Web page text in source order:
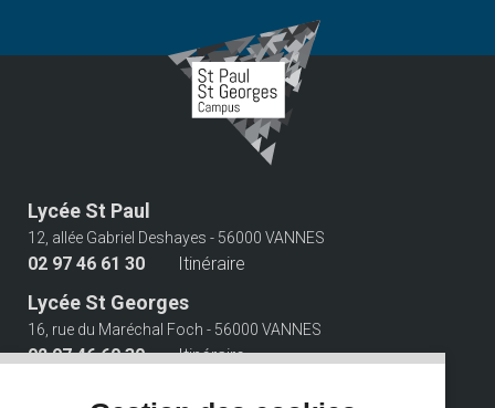
Lycée St Paul
12, allée Gabriel Deshayes - 56000 VANNES
02 97 46 61 30 Itinéraire
Lycée St Georges
16, rue du Maréchal Foch - 56000 VANNES
02 97 46 60 30 Itinéraire